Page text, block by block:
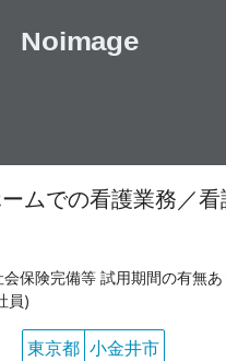
ムでの看護業務／看
会保険完備等 試用期間の有無
員)
東京都 小金井市